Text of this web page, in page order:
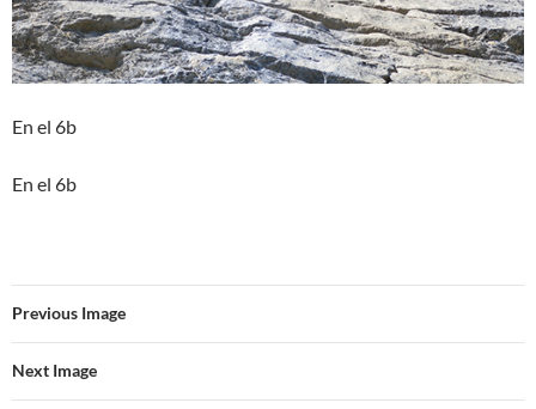
En el 6b
En el 6b
Previous Image
Next Image